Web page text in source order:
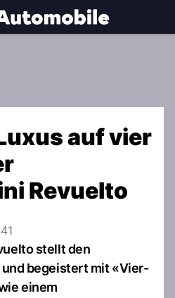
auf vier
Revuelto
stellt den
begeistert mit «Vier-
einem